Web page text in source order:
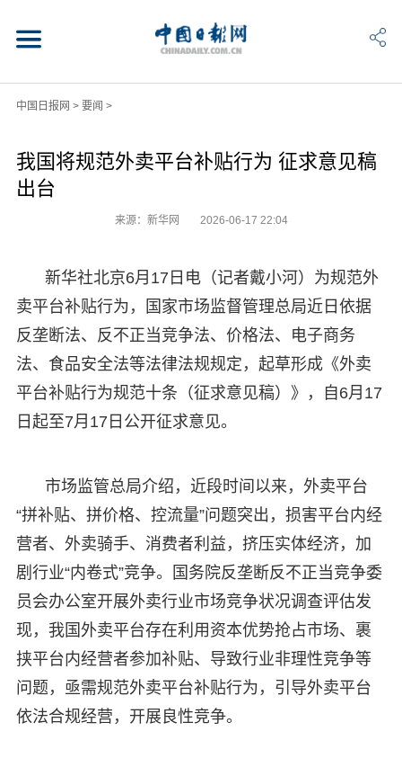
中国日报网 > 要闻 >
我国将规范外卖平台补贴行为 征求意见稿
出台
来源：新华网 2026-06-17 22:04
新华社北京6月17日电（记者戴小河）为规范外
卖平台补贴行为，国家市场监督管理总局近日依据
反垄断法、反不正当竞争法、价格法、电子商务
法、食品安全法等法律法规规定，起草形成《外卖
平台补贴行为规范十条（征求意见稿）》，自6月17
日起至7月17日公开征求意见。
市场监管总局介绍，近段时间以来，外卖平台
“拼补贴、拼价格、控流量”问题突出，损害平台内经
营者、外卖骑手、消费者利益，挤压实体经济，加
剧行业“内卷式”竞争。国务院反垄断反不正当竞争委
员会办公室开展外卖行业市场竞争状况调查评估发
现，我国外卖平台存在利用资本优势抢占市场、裹
挟平台内经营者参加补贴、导致行业非理性竞争等
问题，亟需规范外卖平台补贴行为，引导外卖平台
依法合规经营，开展良性竞争。